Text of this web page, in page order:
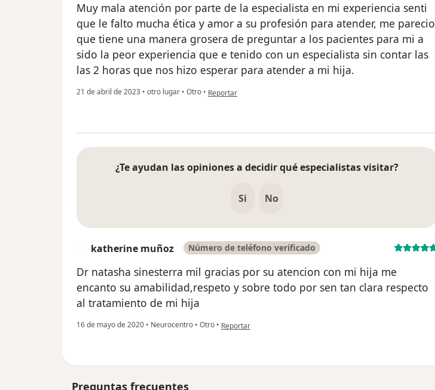
Muy mala atención por parte de la especialista en mi experiencia senti
que le falto mucha ética y amor a su profesión para atender, me parecio
que tiene una manera grosera de preguntar a los pacientes para mi a
sido la peor experiencia que e tenido con un especialista sin contar las
las 2 horas que nos hizo esperar para atender a mi hija.
21 de abril de 2023 • otro lugar • Otro • en opinión del usuario Leal
Reportar
¿Te ayudan las opiniones a decidir qué especialistas visitar?
Si No
katherine muñoz Número de teléfono verificado
Dr natasha sinesterra mil gracias por su atencion con mi hija me
encanto su amabilidad,respeto y sobre todo por sen tan clara respecto
al tratamiento de mi hija
16 de mayo de 2020 • Neurocentro • Otro • en opinión del usuario katherine muñoz
Reportar
Preguntas frecuentes